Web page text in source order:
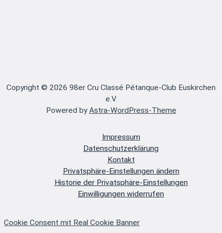
Copyright © 2026 98er Cru Classé Pétanque-Club Euskirchen
e.V.
Powered byAstra-WordPress-Theme
Impressum
Datenschutzerklärung
Kontakt
Privatsphäre-Einstellungen ändern
Historie der Privatsphäre-Einstellungen
Einwilligungen widerrufen
Cookie Consent mit Real Cookie Banner